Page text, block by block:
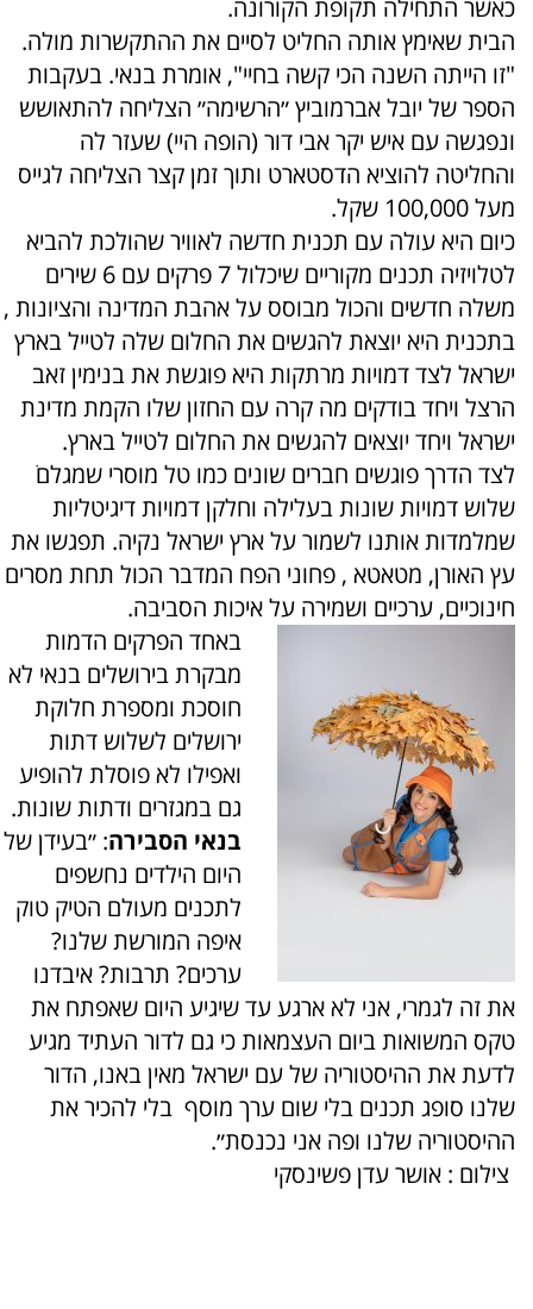
כאשר התחילה תקופת הקורונה.
הבית שאימץ אותה החליט לסיים את ההתקשרות מולה.
"זו הייתה השנה הכי קשה בחיי", אומרת בנאי. בעקבות
הספר של יובל אברמוביץ ״הרשימה״ הצליחה להתאושש
ונפגשה עם איש יקר אבי דור (הופה היי) שעזר לה
והחליטה להוציא הדסטארט ותוך זמן קצר הצליחה לגייס
מעל 100,000 שקל.
כיום היא עולה עם תכנית חדשה לאוויר שהולכת להביא
לטלויזיה תכנים מקוריים שיכלול 7 פרקים עם 6 שירים
משלה חדשים והכול מבוסס על אהבת המדינה והציונות ,
בתכנית היא יוצאת להגשים את החלום שלה לטייל בארץ
ישראל לצד דמויות מרתקות היא פוגשת את בנימין זאב
הרצל ויחד בודקים מה קרה עם החזון שלו הקמת מדינת
ישראל ויחד יוצאים להגשים את החלום לטייל בארץ.
לצד הדרך פוגשים חברים שונים כמו טל מוסרי שמגלם ֹ
שלוש דמויות שונות בעלילה וחלקן דמויות דיגיטליות
שמלמדות אותנו לשמור על ארץ ישראל נקיה. תפגשו את
עץ האורן, מטאטא , פחוני הפח המדבר הכול תחת מסרים
חינוכיים, ערכיים ושמירה על איכות הסביבה.
באחד הפרקים הדמות
מבקרת בירושלים בנאי לא
חוסכת ומספרת חלוקת
ירושלים לשלוש דתות
ואפילו לא פוסלת להופיע
גם במגזרים ודתות שונות.
בנאי הסבירה: ״בעידן של
היום הילדים נחשפים
לתכנים מעולם הטיק טוק
איפה המורשת שלנו?
ערכים? תרבות? איבדנו
את זה לגמרי, אני לא ארגע עד שיגיע היום שאפתח את
טקס המשואות ביום העצמאות כי גם לדור העתיד מגיע
לדעת את ההיסטוריה של עם ישראל מאין באנו, הדור
שלנו סופג תכנים בלי שום ערך מוסף בלי להכיר את
ההיסטוריה שלנו ופה אני נכנסת״.
צילום : אושר עדן פשינסקי